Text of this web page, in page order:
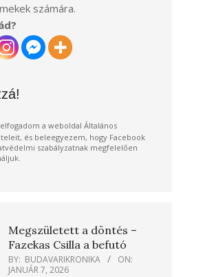
számára.
a weboldal Általános
és beleegyezem, hogy Facebook
szabályzatnak megfelelően
Megszületett a döntés –
Fazekas Csilla a befutó
BY: BUDAVARIKRONIKA
ON:
JANUÁR 7, 2026